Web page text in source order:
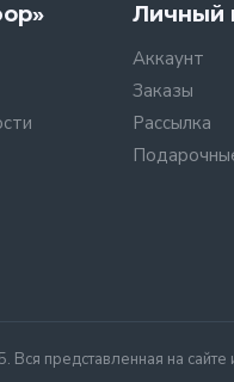
Личный
Аккаунт
Заказы
Рассылка
Вся представленная на